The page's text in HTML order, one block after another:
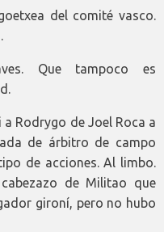
del comité vasco.
Que tampoco es
Rodrygo de Joel Roca a
de árbitro de campo
de acciones. Al limbo.
de Militao que
gironí, pero no hubo